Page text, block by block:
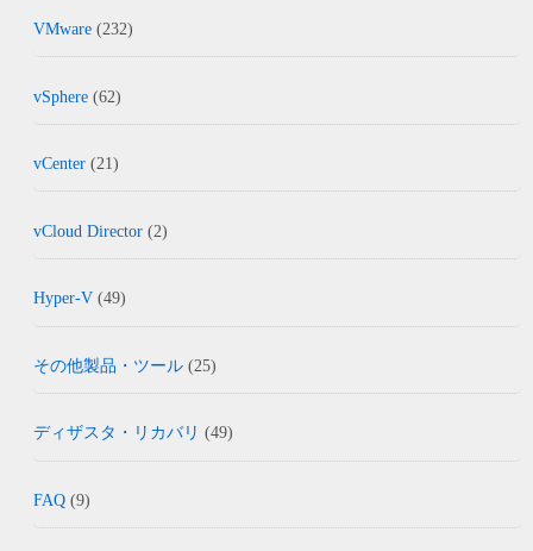
VMware (232)
vSphere (62)
vCenter (21)
vCloud Director (2)
Hyper-V (49)
その他製品・ツール (25)
ディザスタ・リカバリ (49)
FAQ (9)